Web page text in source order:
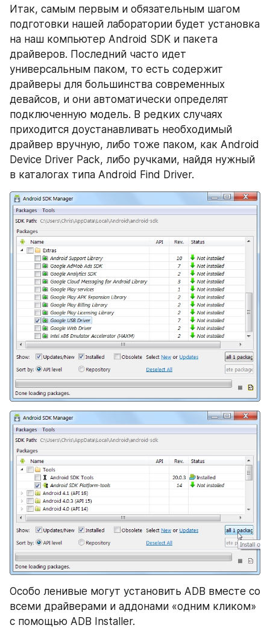
Итак, самым первым и обязательным шагом
подготовки нашей лаборатории будет установка
на наш компьютер Android SDK и пакета
драйверов. Последний часто идет
универсальным паком, то есть содержит
драйверы для большинства современных
девайсов, и они автоматически определят
подключенную модель. В редких случаях
приходится доустанавливать необходимый
драйвер вручную, либо тоже паком, как Android
Device Driver Pack, либо ручками, найдя нужный
в каталогах типа Android Find Driver.
Особо ленивые могут установить ADB вместе со
всеми драйверами и аддонами «одним кликом»
с помощью ADB Installer.